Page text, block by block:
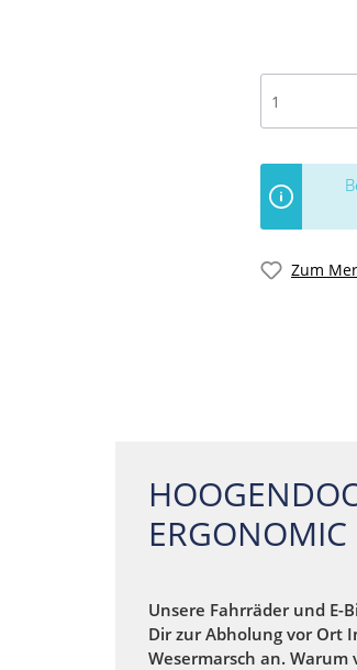
Zum
ERGONOMIC
Unsere Fahrräder und E-
Dir zur Abholung vor Ort
Wesermarsch an. Warum